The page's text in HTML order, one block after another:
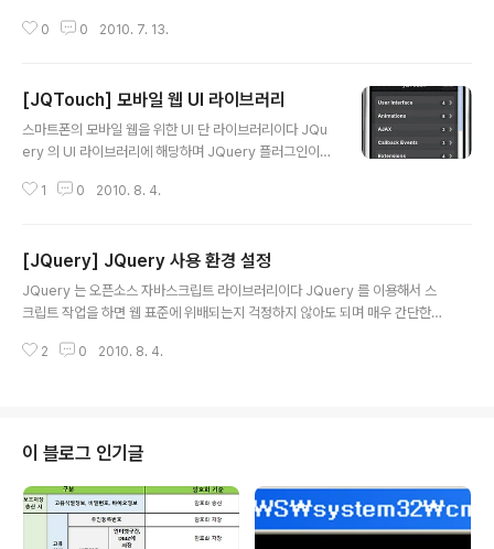
으며 표준에 대한 요구가 많이 늘었음을 느낀다 지금은 웹
용한 UI 라이브러리라고 한다 JQTouch 는 JQuery 기반의 UI 라이브러리.
밖에 없다 아.. 웹이여.. 표준과 모바일 대세에 힘 입어 춘추전국시대와 같은 라
이브러리의 탄생이구나!!
0 0 2010. 7. 13.
[JQTouch] 모바일 웹 UI 라이브러리
스마트폰의 모바일 웹을 위한 UI 단 라이브러리이다 JQu
ery 의 UI 라이브러리에 해당하며 JQuery 플러그인이라
전이 배포되고 있다 사파리와 같은 웹킷(WebKit) 기반의
ouch.com/preview/demos/main/ 에서 몇 가지 데모
를 확인할 수 있다 아래 그림은 http://www.testiphone.
com/ 에서 아이폰 에뮬레이터로 실행해 본 모습니다 데스
기에 적합한 레이아웃과 느낌 등 사용성을 최적화 할 수 있
1 0 2010. 8. 4.
[JQuery] JQuery 사용 환경 설정
JQuery 는 오픈소스 자바스크립트 라이브러리이다 JQuery 를 이용해서 스
크립트 작업을 하면 웹 표준에 위배되는지 걱정하지 않아도 되며 매우 간단한
어나 결과적으로 스크립트 작업의 생산성을 극대화 할 수 있게 된다 JQuery
docs.jquery.com/Downloading_jQuery 에서 최신 버전 다운로드 받는
다 (현재 최신 버전은 1.4.2 이다) 그리고 페이지의 head 영역에 해..
2 0 2010. 8. 4.
이 블로그 인기글